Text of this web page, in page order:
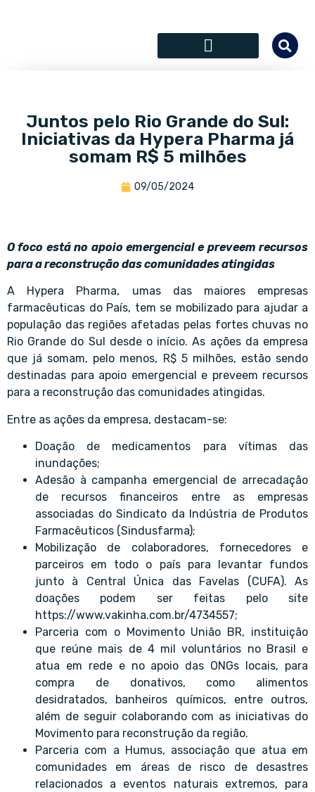
Juntos pelo Rio Grande do Sul:
Iniciativas da Hypera Pharma já
somam R$ 5 milhões
09/05/2024
O foco está no apoio emergencial e preveem recursos
para a reconstrução das comunidades atingidas
A Hypera Pharma, umas das maiores empresas
farmacêuticas do País, tem se mobilizado para ajudar a
população das regiões afetadas pelas fortes chuvas no
Rio Grande do Sul desde o início. As ações da empresa
que já somam, pelo menos, R$ 5 milhões, estão sendo
destinadas para apoio emergencial e preveem recursos
para a reconstrução das comunidades atingidas.
Entre as ações da empresa, destacam-se:
Doação de medicamentos para vítimas das
inundações;
Adesão à campanha emergencial de arrecadação
de recursos financeiros entre as empresas
associadas do Sindicato da Indústria de Produtos
Farmacêuticos (Sindusfarma);
Mobilização de colaboradores, fornecedores e
parceiros em todo o país para levantar fundos
junto à Central Única das Favelas (CUFA). As
doações podem ser feitas pelo site
https://www.vakinha.com.br/4734557;
Parceria com o Movimento União BR, instituição
que reúne mais de 4 mil voluntários no Brasil e
atua em rede e no apoio das ONGs locais, para
compra de donativos, como alimentos
desidratados, banheiros químicos, entre outros,
além de seguir colaborando com as iniciativas do
Movimento para reconstrução da região.
Parceria com a Humus, associação que atua em
comunidades em áreas de risco de desastres
relacionados a eventos naturais extremos, para